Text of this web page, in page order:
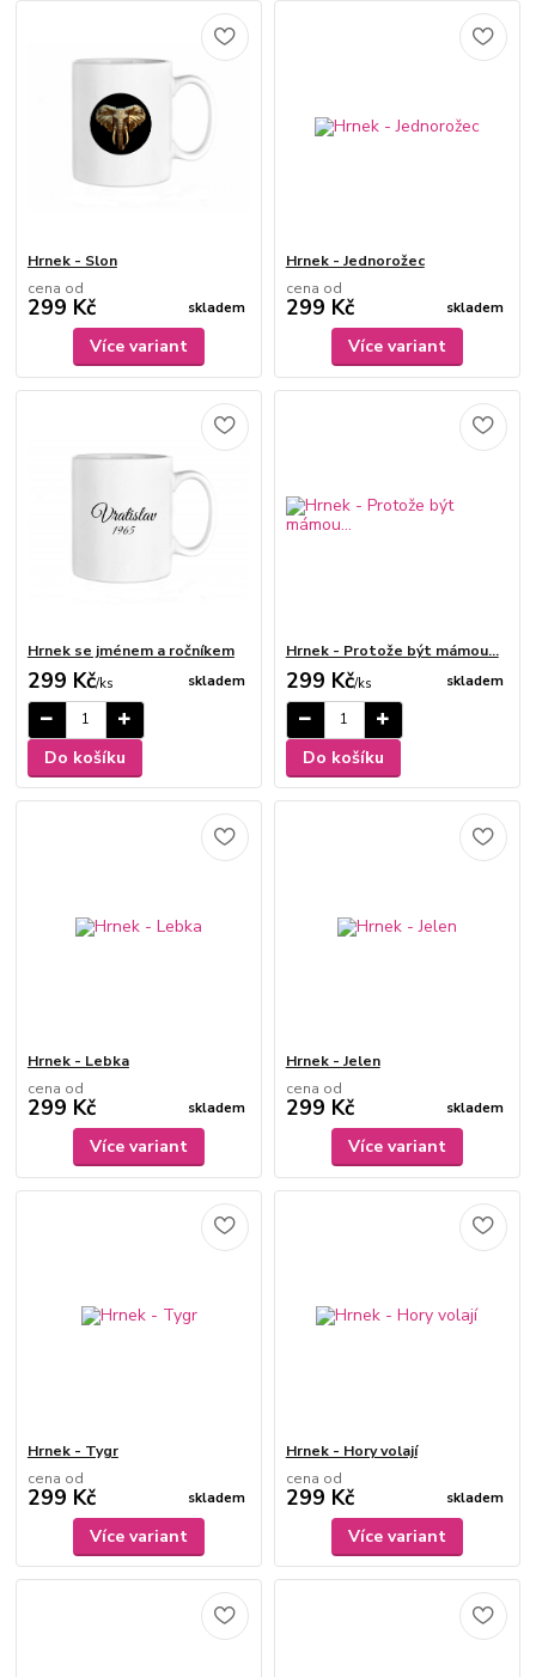
Hrnek - Slon
cena od
299 Kč skladem
Více variant
Hrnek - Jednorožec
cena od
299 Kč skladem
Více variant
Hrnek se jménem a ročníkem
299 Kč/ks skladem
Do košíku
Hrnek - Protože být mámou...
299 Kč/ks skladem
Do košíku
Hrnek - Lebka
cena od
299 Kč skladem
Více variant
Hrnek - Jelen
cena od
299 Kč skladem
Více variant
Hrnek - Tygr
cena od
299 Kč skladem
Více variant
Hrnek - Hory volají
cena od
299 Kč skladem
Více variant